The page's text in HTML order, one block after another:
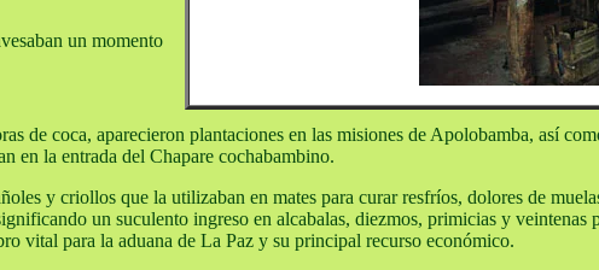
un momento
de coca, aparecieron plantaciones en las misiones de Apolobamba, así
en la entrada del Chapare cochabambino.
y criollos que la utilizaban en mates para curar resfríos, dolores de
un suculento ingreso en alcabalas, diezmos, primicias y veintenas
vital para la aduana de La Paz y su principal recurso económico.